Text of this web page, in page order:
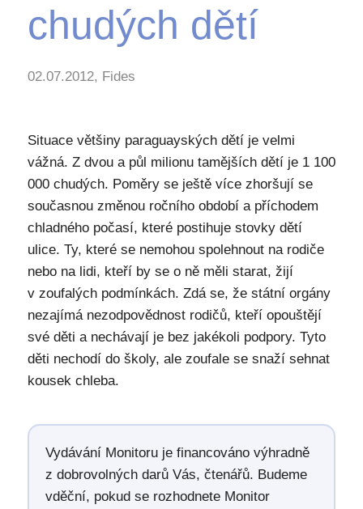
chudých dětí
02.07.2012, Fides
Situace většiny paraguayských dětí je velmi
vážná. Z dvou a půl milionu tamějších dětí je 1 100
000 chudých. Poměry se ještě více zhoršují se
současnou změnou ročního období a příchodem
chladného počasí, které postihuje stovky dětí
ulice. Ty, které se nemohou spolehnout na rodiče
nebo na lidi, kteří by se o ně měli starat, žijí
v zoufalých podmínkách. Zdá se, že státní orgány
nezajímá nezodpovědnost rodičů, kteří opouštějí
své děti a nechávají je bez jakékoli podpory. Tyto
děti nechodí do školy, ale zoufale se snaží sehnat
kousek chleba.
Vydávání Monitoru je financováno výhradně
z dobrovolných darů Vás, čtenářů. Budeme
vděční, pokud se rozhodnete Monitor